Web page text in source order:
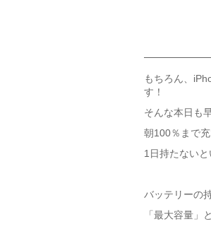
もちろん、
す！
そんな本日も
朝100％まで
1日持たないと
バッテリーの
「最大容量」